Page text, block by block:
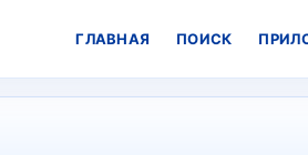
ГЛАВНАЯ ПОИСК